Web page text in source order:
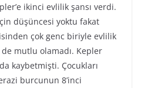
ikinci evlilik şansı verdi.
düşüncesi yoktu fakat
çok genc biriyle evlilik
mutlu olamadı. Kepler
kaybetmişti. Çocukları
burcunun 8’inci